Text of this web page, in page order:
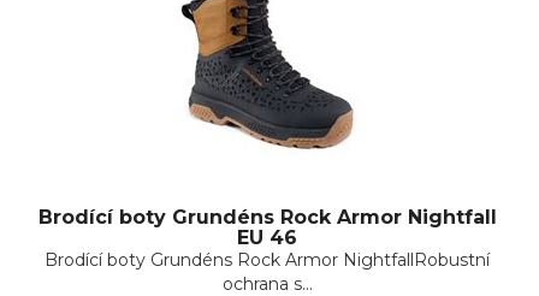
Brodící boty Grundéns Rock Armor Nightfall
EU 46
Brodící boty Grundéns Rock Armor NightfallRobustní
ochrana s...